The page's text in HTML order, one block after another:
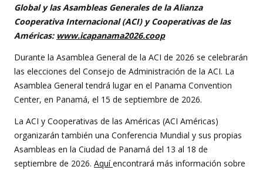
Global y las Asambleas Generales de la Alianza
Cooperativa Internacional (ACI) y Cooperativas de las
Américas: www.icapanama2026.coop
Durante la Asamblea General de la ACI de 2026 se celebrarán
las elecciones del Consejo de Administración de la ACI. La
Asamblea General tendrá lugar en el Panama Convention
Center, en Panamá, el 15 de septiembre de 2026.
La ACI y Cooperativas de las Américas (ACI Américas)
organizarán también una Conferencia Mundial y sus propias
Asambleas en la Ciudad de Panamá del 13 al 18 de
septiembre de 2026. Aquí encontrará más información sobre